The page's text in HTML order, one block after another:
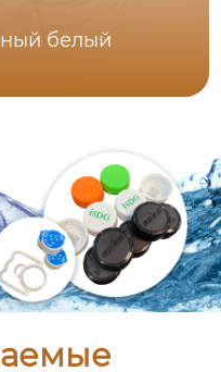
белый